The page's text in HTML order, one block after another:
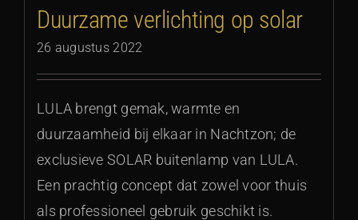
Duurzame verlichting op solar
26 augustus 2022
LULA brengt gemak, warmte en
duurzaamheid bij elkaar in Nachtzon; de
exclusieve SOLAR buitenlamp van LULA.
Een prachtig concept dat zowel voor thuis
als professioneel gebruik geschikt is.